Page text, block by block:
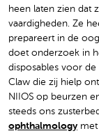
heen laten zien dat
vaardigheden. Ze
prepareert in de
doet onderzoek in
disposables voor
Claw die zij hielp
NIIOS op beurzen
steeds ons
ophthalmology met